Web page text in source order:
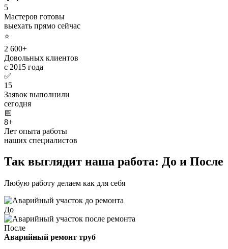
5
Мастеров готовы
выехать прямо сейчас
⭐
2 600+
Довольных клиентов
с 2015 года
✅
15
Заявок выполнили
сегодня
📅
8+
Лет опыта работы
наших специалистов
Так выглядит наша работа: До и После
Любую работу делаем как для себя
До
После
Аварийный ремонт труб